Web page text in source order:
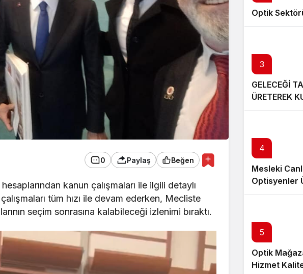
0 Paylaş Beğen
kanun çalışmaları ile ilgili detaylı
tüm hızı ile devam ederken, Mecliste
seçim sonrasına kalabileceği izlenimi bıraktı.
Optik
3
GELECEĞİ
ÜRETEREK
4
Mesleki
Optisyenler
5
Optik
Hizmet
6
7